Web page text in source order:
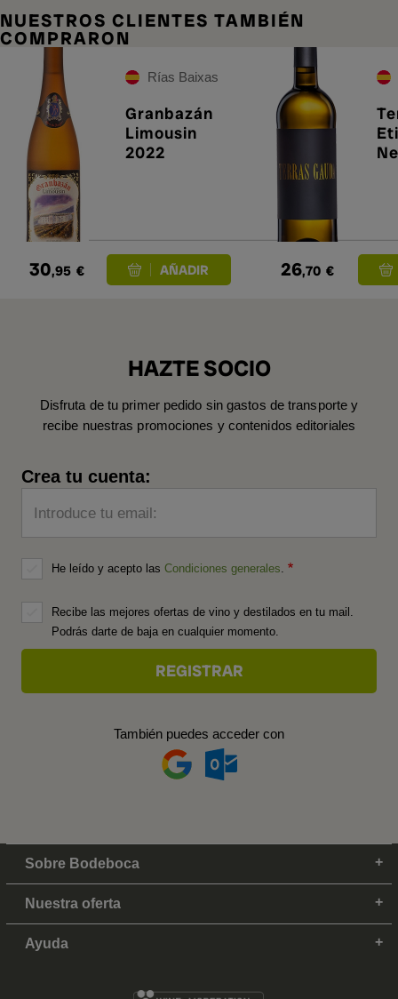
NUESTROS CLIENTES TAMBIÉN
COMPRARON
Rías Baixas
Granbazán
Limousin
2022
30,95 € 26,70 €
HAZTE SOCIO
Disfruta de tu primer pedido sin gastos de transporte y
recibe nuestras promociones y contenidos editoriales
Crea tu cuenta:
Introduce tu email:
He leído y acepto las Condiciones generales
Recibe las mejores ofertas de vino y destilados en tu mail.
Podrás darte de baja en cualquier momento.
También puedes acceder con
Sobre Bodeboca
Nuestra oferta
Ayuda